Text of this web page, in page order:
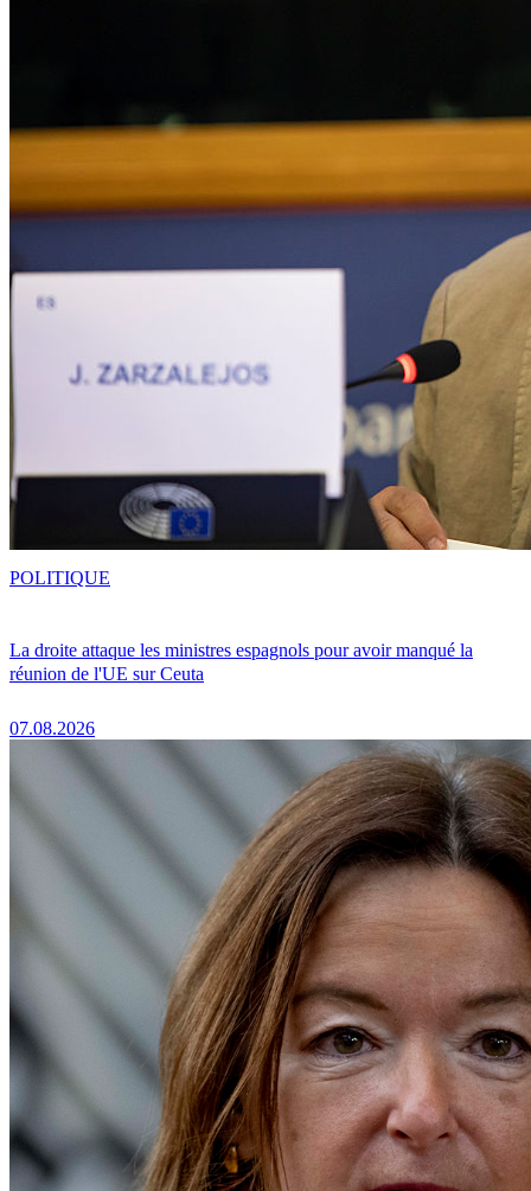
La droite attaque les ministres espagnols pour avoir manqué la
réunion de l'UE sur Ceuta
07.08.2026
POLITIQUE